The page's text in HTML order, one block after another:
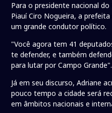
Para o presidente nacional do
Piauí Ciro Nogueira, a
um grande condutor político.
"Você agora tem 41
te defender, e também
para lutar por Campo Grande".
Já em seu discurso, Adriane
pouco tempo a cidade será
em âmbitos nacionais e